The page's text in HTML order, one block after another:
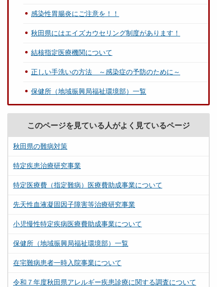
感染性胃腸炎にご注意を！！
秋田県にはエイズカウセリング制度があります！
結核指定医療機関について
正しい手洗いの方法 ～感染症の予防のために～
保健所（地域振興局福祉環境部）一覧
このページを見ている人がよく見ているページ
秋田県の難病対策
特定疾患治療研究事業
特定医療費（指定難病）医療費助成事業について
先天性血液凝固因子障害等治療研究事業
小児慢性特定疾病医療費助成事業について
保健所（地域振興局福祉環境部）一覧
在宅難病患者一時入院事業について
令和７年度秋田県アレルギー疾患診療に関する調査について